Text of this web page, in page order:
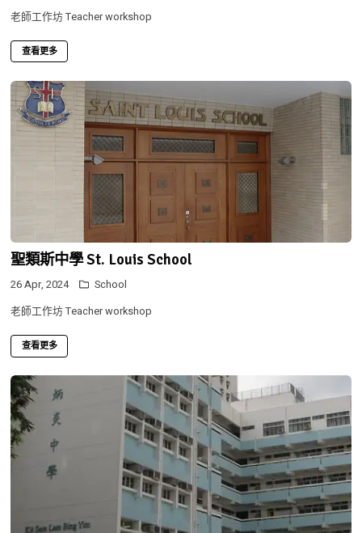
老師工作坊 Teacher workshop
查看更多
聖類斯中學 St. Louis School
26 Apr, 2024
School
老師工作坊 Teacher workshop
查看更多